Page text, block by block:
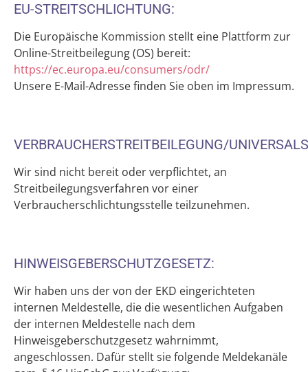
EU-STREITSCHLICHTUNG:
Die Europäische Kommission stellt eine Plattform zur
Online-Streitbeilegung (OS) bereit:
https://ec.europa.eu/consumers/odr/
Unsere E-Mail-Adresse finden Sie oben im Impressum.
VERBRAUCHERSTREITBEILEGUNG/
Wir sind nicht bereit oder verpflichtet, an
Streitbeilegungsverfahren vor einer
Verbraucherschlichtungsstelle teilzunehmen.
HINWEISGEBERSCHUTZGESETZ:
Wir haben uns der von der EKD eingerichteten
internen Meldestelle, die die wesentlichen Aufgaben
der internen Meldestelle nach dem
Hinweisgeberschutzgesetz wahrnimmt,
angeschlossen. Dafür stellt sie folgende Meldekanäle